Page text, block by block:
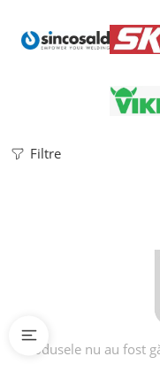
Filtre
Produsele nu au fost